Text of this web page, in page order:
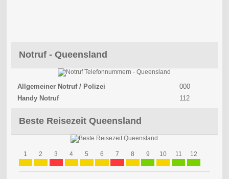
Notruf - Queensland
Allgemeiner Notruf / Polizei
000
Handy Notruf
112
Beste Reisezeit Queensland
1 2 3 4 5 6 7 8 9 10 11 12